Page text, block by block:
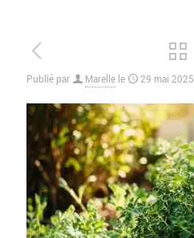
Publié par Marelle le 29 mai 2025